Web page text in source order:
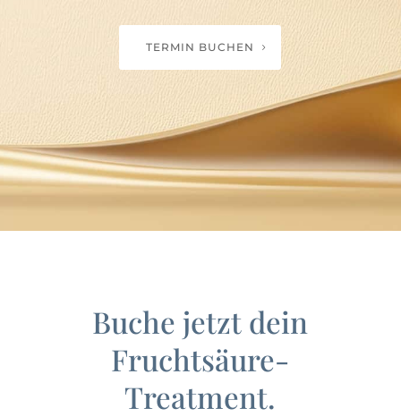
TERMIN BUCHEN
Buche jetzt dein
Fruchtsäure-
Treatment.